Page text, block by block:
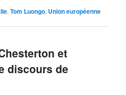
,Tom Luongo, Union européenne
et
discours de